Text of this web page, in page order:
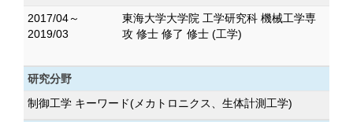
2017/04～
2019/03
東海大学大学院 工学研究科 機械工学専
攻 修士 修了 修士 (工学)
研究分野
制御工学 キーワード(メカトロニクス、生体計測工学)